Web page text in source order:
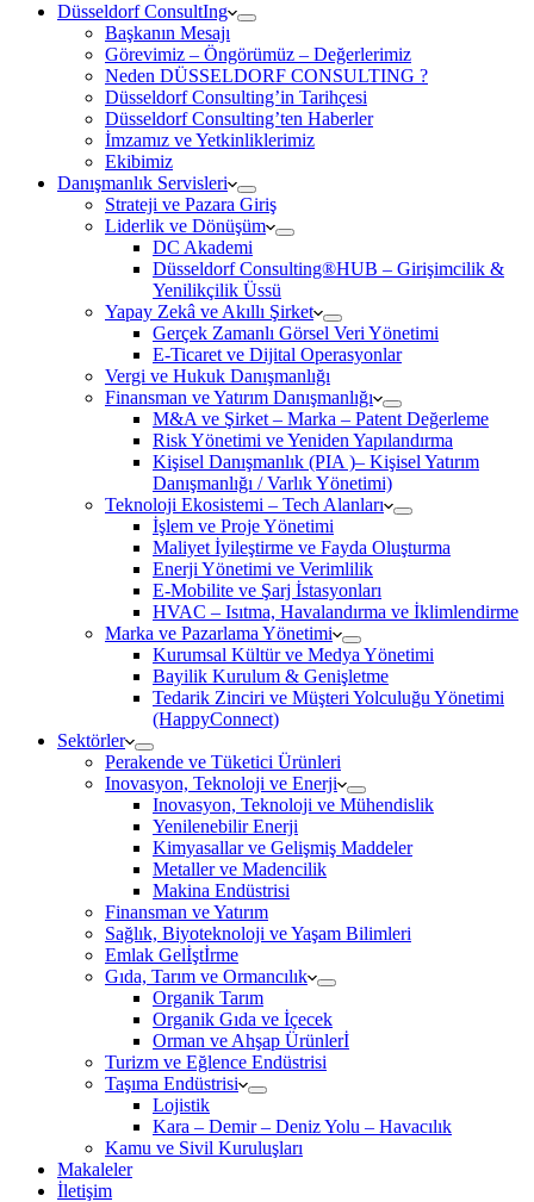
Düsseldorf ConsultIng
Başkanın Mesajı
Görevimiz – Öngörümüz – Değerlerimiz
Neden DÜSSELDORF CONSULTING ?
Düsseldorf Consulting’in Tarihçesi
Düsseldorf Consulting’ten Haberler
İmzamız ve Yetkinliklerimiz
Ekibimiz
Danışmanlık Servisleri
Strateji ve Pazara Giriş
Liderlik ve Dönüşüm
DC Akademi
Düsseldorf Consulting®HUB – Girişimcilik &
Yenilikçilik Üssü
Yapay Zekâ ve Akıllı Şirket
Gerçek Zamanlı Görsel Veri Yönetimi
E-Ticaret ve Dijital Operasyonlar
Vergi ve Hukuk Danışmanlığı
Finansman ve Yatırım Danışmanlığı
M&A ve Şirket – Marka – Patent Değerleme
Risk Yönetimi ve Yeniden Yapılandırma
Kişisel Danışmanlık (PIA )– Kişisel Yatırım
Danışmanlığı / Varlık Yönetimi)
Teknoloji Ekosistemi – Tech Alanları
İşlem ve Proje Yönetimi
Maliyet İyileştirme ve Fayda Oluşturma
Enerji Yönetimi ve Verimlilik
E-Mobilite ve Şarj İstasyonları
HVAC – Isıtma, Havalandırma ve İklimlendirme
Marka ve Pazarlama Yönetimi
Kurumsal Kültür ve Medya Yönetimi
Bayilik Kurulum & Genişletme
Tedarik Zinciri ve Müşteri Yolculuğu Yönetimi
(HappyConnect)
Sektörler
Perakende ve Tüketici Ürünleri
Inovasyon, Teknoloji ve Enerji
Inovasyon, Teknoloji ve Mühendislik
Yenilenebilir Enerji
Kimyasallar ve Gelişmiş Maddeler
Metaller ve Madencilik
Makina Endüstrisi
Finansman ve Yatırım
Sağlık, Biyoteknoloji ve Yaşam Bilimleri
Emlak Gelİştİrme
Gıda, Tarım ve Ormancılık
Organik Tarım
Organik Gıda ve İçecek
Orman ve Ahşap Ürünlerİ
Turizm ve Eğlence Endüstrisi
Taşıma Endüstrisi
Lojistik
Kara – Demir – Deniz Yolu – Havacılık
Kamu ve Sivil Kuruluşları
Makaleler
İletişim